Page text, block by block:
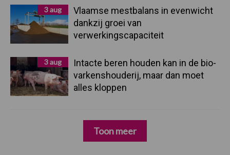
3 aug
Vlaamse mestbalans in evenwicht
dankzij groei van
verwerkingscapaciteit
3 aug
Intacte beren houden kan in de bio-
varkenshouderij, maar dan moet
alles kloppen
Toon meer